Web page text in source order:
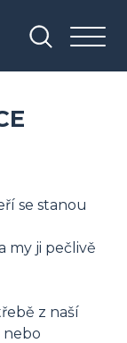
se stanou
my ji pečlivě
z naší
nebo